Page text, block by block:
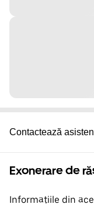
Contactează
Exonerare de
Informațiile din